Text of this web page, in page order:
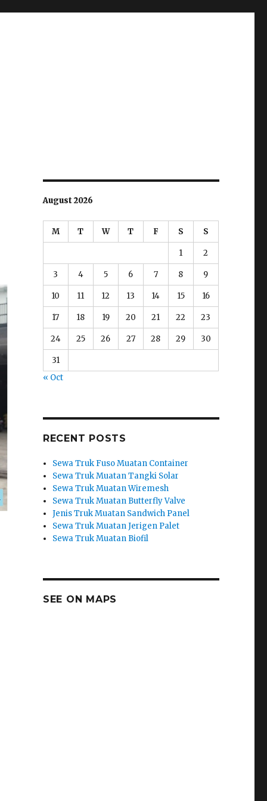
August 2026
M T W T F S S
1 2
3 4 5 6 7 8 9
10 11 12 13 14 15 16
17 18 19 20 21 22 23
24 25 26 27 28 29 30
31
« Oct
RECENT POSTS
Sewa Truk Fuso Muatan Container
Sewa Truk Muatan Tangki Solar
Sewa Truk Muatan Wiremesh
Sewa Truk Muatan Butterfly Valve
Jenis Truk Muatan Sandwich Panel
Sewa Truk Muatan Jerigen Palet
Sewa Truk Muatan Biofil
SEE ON MAPS